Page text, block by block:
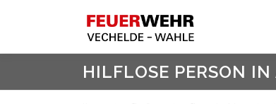
HILFLOSE PERSON IN